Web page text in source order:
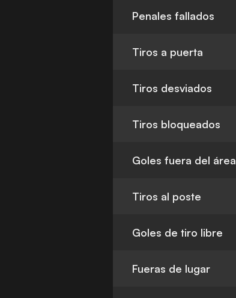
Penales fallados
Tiros a puerta
Tiros desviados
Tiros bloqueados
Goles fuera del área
Tiros al poste
Goles de tiro libre
Fueras de lugar